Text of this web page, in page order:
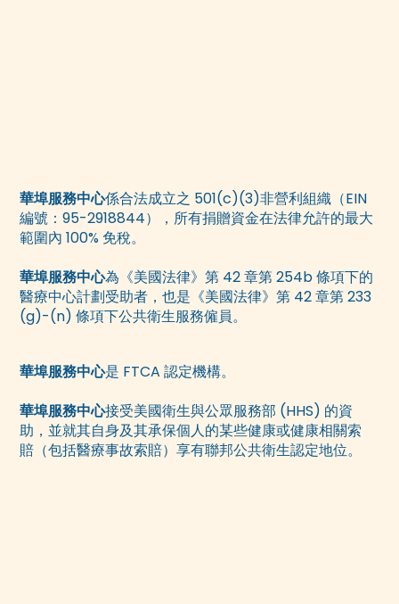
華埠服務中心係合法成立之 501(c)(3)非營利組織（EIN
編號：95-2918844），所有捐贈資金在法律允許的最大
範圍內 100% 免稅。
華埠服務中心為《美國法律》第 42 章第 254b 條項下的
醫療中心計劃受助者，也是《美國法律》第 42 章第 233
(g)-(n) 條項下公共衛生服務僱員。
華埠服務中心是 FTCA 認定機構。
華埠服務中心接受美國衛生與公眾服務部 (HHS) 的資
助，並就其自身及其承保個人的某些健康或健康相關索
賠（包括醫療事故索賠）享有聯邦公共衛生認定地位。